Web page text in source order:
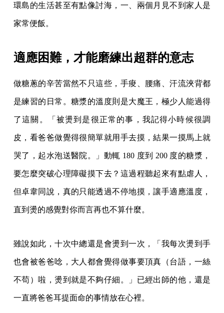
環島的生活甚至有點像討海，一、兩個月見不到家人是
家常便飯。
適應困難，才能磨練出超群的意志
做糖蔥的辛苦當然不只這些，手痠、腰痛、汗流浹背都
是練習的日常。糖漿的溫度則是大魔王，極少人能過得
了這關。「被燙到是很正常的事，我記得小時候很調
皮，看爸爸做覺得很簡單就用手去摸，結果一摸馬上就
哭了，起水泡送醫院。」動輒 180 度到 200 度的糖漿，
要怎麼突破心理障礙摸下去？這過程聽起來有點虐人，
但卓韋同說，真的只能透過不停地摸，讓手適應溫度，
直到燙的感覺對你而言再也不算什麼。
雖說如此，十次中總還是會燙到一次，「我每次燙到手
也會被爸爸唸，大人都會覺得做事要頂真（台語，一絲
不苟）啦，燙到就是不夠仔細。」已經出師的他，還是
一直將爸爸耳提面命的事情放在心裡。